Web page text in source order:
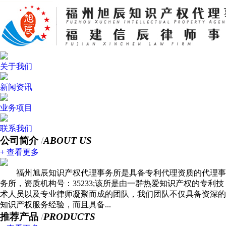
关于我们
新闻资讯
业务项目
联系我们
公司简介/ABOUT US
+ 查看更多
福州旭辰知识产权代理事务所是具备专利代理资质的代理事
务所，资质机构号：35233;该所是由一群热爱知识产权的专利技
术人员以及专业律师凝聚而成的团队，我们团队不仅具备资深的
知识产权服务经验，而且具备...
推荐产品 /PRODUCTS